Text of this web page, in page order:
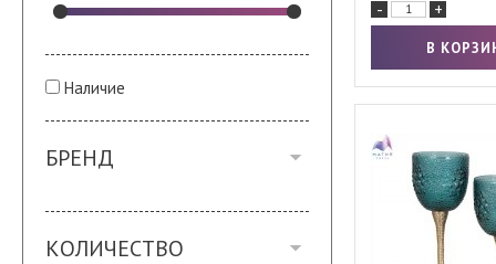
Наличие
БРЕНД
КОЛИЧЕСТВО
- +